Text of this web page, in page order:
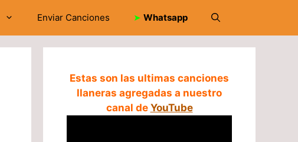
Enviar Canciones ➤ Whatsapp
Estas son las ultimas canciones
llaneras agregadas a nuestro
canal de YouTube